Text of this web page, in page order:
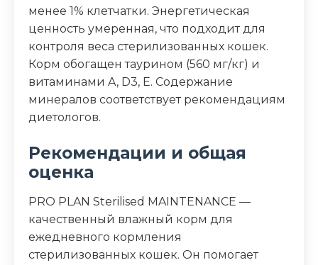
менее 1% клетчатки. Энергетическая
ценность умеренная, что подходит для
контроля веса стерилизованных кошек.
Корм обогащен таурином (560 мг/кг) и
витаминами A, D3, E. Содержание
минералов соответствует рекомендациям
диетологов.
Рекомендации и общая
оценка
PRO PLAN Sterilised MAINTENANCE —
качественный влажный корм для
ежедневного кормления
стерилизованных кошек. Он помогает